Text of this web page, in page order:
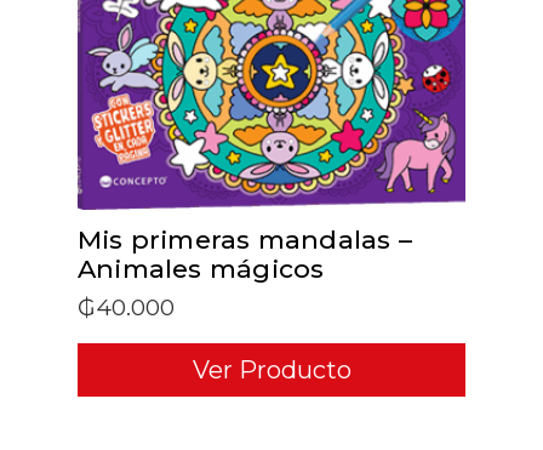
ADD TO CART
Mis primeras mandalas –
Animales mágicos
₲40.000
Ver Producto